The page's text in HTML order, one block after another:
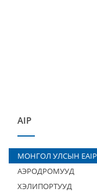
AIP
МОНГОЛ УЛСЫН EAIP
АЭРОДРОМУУД
ХЭЛИПОРТУУД